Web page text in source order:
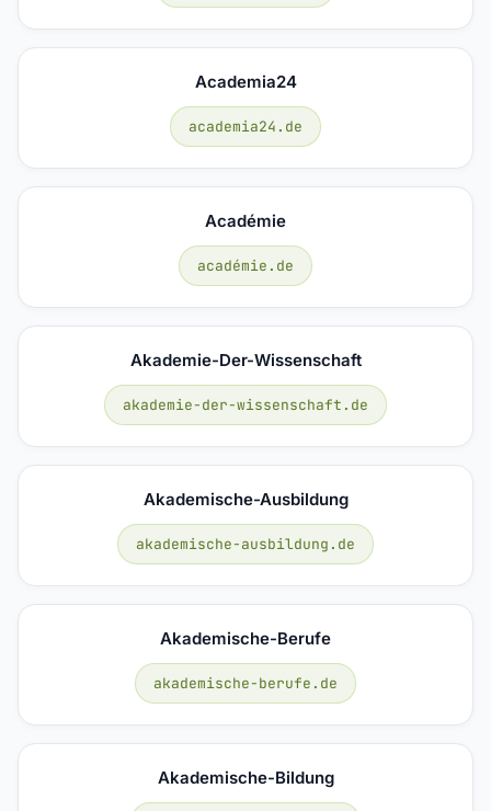
Academia24
academia24.de
Académie
académie.de
Akademie-Der-Wissenschaft
akademie-der-wissenschaft.de
Akademische-Ausbildung
akademische-ausbildung.de
Akademische-Berufe
akademische-berufe.de
Akademische-Bildung